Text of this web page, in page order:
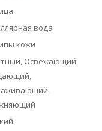
вода
кожи
Освежающий,